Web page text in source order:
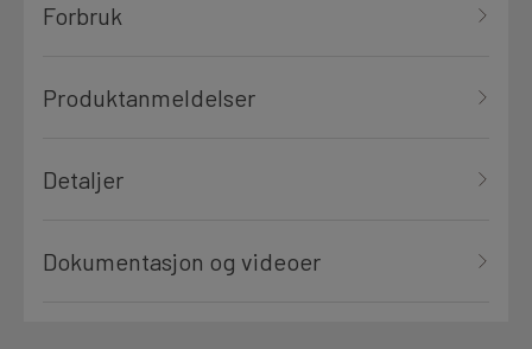
Forbruk
Produktanmeldelser
Detaljer
Dokumentasjon og videoer